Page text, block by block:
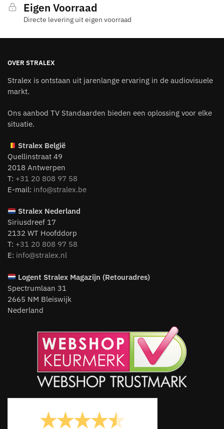
Eigen Voorraad
Directe levering uit eigen voorraad
OVER STRALEX
Stralex is ontstaan uit jarenlange ervaring in de audiovisuele
markt.
Ons aanbod TV Standaarden bieden een oplossing voor elke
situatie.
Stralex België
Quellinstraat 49
2018 Antwerpen
T: +31 20 808 97 58
E-mail: info@stralex.be
Stralex Nederland
Siriusdreef 17
2132 WT Hoofddorp
T: +31 20 808 97 58
E: info@stralex.nl
LogentStralex Magazijn (Retouradres)
Spectrumlaan 31
2665 NM Bleiswijk
Nederland